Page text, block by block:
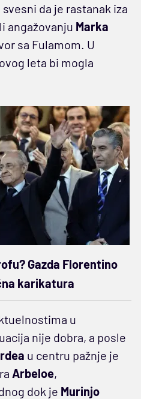
da je rastanak iza
angažovanju Marka
sa Fulamom. U
leta bi mogla
Gazda Florentino
karikatura
u
nije dobra, a posle
u centru pažnje je
Arbeloe,
dok je Murinjo